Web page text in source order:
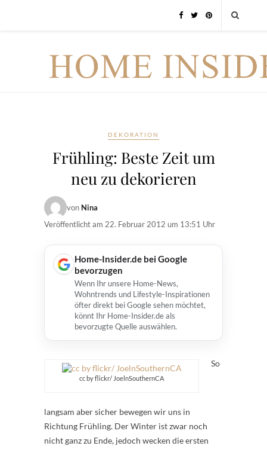
DEKORATION
Frühling: Beste Zeit um
neu zu dekorieren
von Nina
Veröffentlicht am 22. Februar 2012 um 13:51 Uhr
Home-Insider.de bei Google
bevorzugen
Wenn Ihr unsere Home-News,
Wohntrends und Lifestyle-Inspirationen
öfter direkt bei Google sehen möchtet,
könnt Ihr Home-Insider.de als
bevorzugte Quelle auswählen.
cc by flickr/ JoelnSouthernCA
So
langsam aber sicher bewegen wir uns in
Richtung Frühling. Der Winter ist zwar noch
nicht ganz zu Ende, jedoch wecken die ersten